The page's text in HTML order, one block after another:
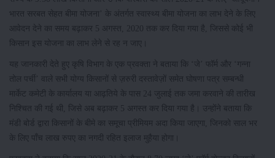
भारत सरबत सेहत बीमा योजना’ के अंतर्गत स्वास्थ्य बीमा योजना का लाभ देने के लिए
आवेदन देने का समय बढ़ाकर 5 अगस्त, 2020 तक कर दिया गया है, जिससे कोई भी
किसान इस योजना का लाभ लेने से रह न जाए।
यह जानकारी देते हुए कृषि विभाग के एक प्रवक्ता ने बताया कि ‘जे’ फॉर्म और ‘गन्ना
तोल पर्ची’ वाले सभी योग्य किसानों से ज़रुरी दस्तावेज़ों समेत घोषणा पत्र सम्बन्धी
मार्केट कमेटी के कार्यालय या आढ़तिये के पास 24 जुलाई तक जमा करवाने की तारीख
निश्चित की गई थी, जिसे अब बढ़ाकर 5 अगस्त कर दिया गया है। उन्होंने बताया कि
मंडी बोर्ड द्वारा किसानों के बीमे का समूचा प्रीमियम अदा किया जाएगा, जिनको साल भर
के लिए पाँच लाख रुपए का नगदी रहित इलाज मुहैया होगा।